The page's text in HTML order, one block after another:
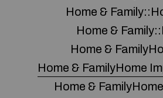
Home &
Home &
Home &
Home & FamilyHome
Home &